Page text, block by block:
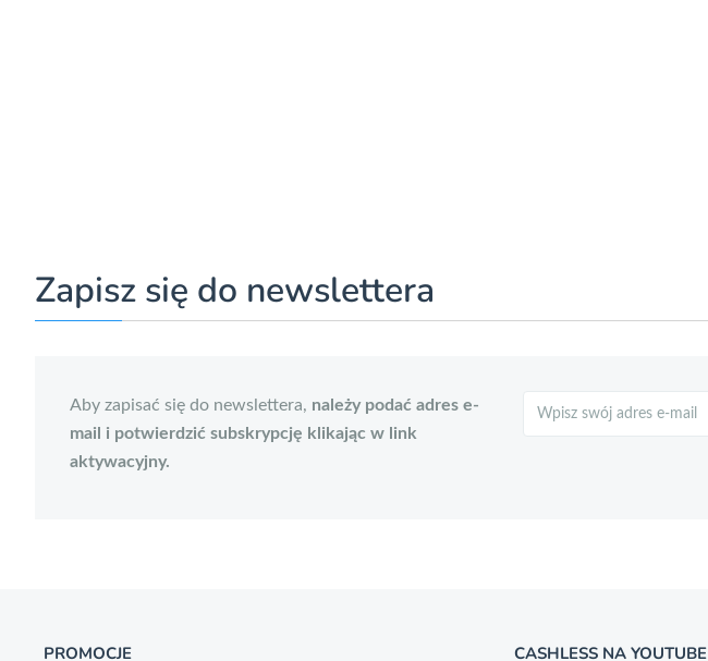
Zapisz się do newslettera
Aby zapisać się do newslettera, należy podać adres e-
mail i potwierdzić subskrypcję klikając w link
aktywacyjny.
PROMOCJE CASHLESS NA YOUTUBE